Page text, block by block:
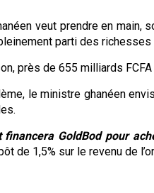
veut prendre en main,
parti des
près de 655 milliards
le ministre ghanéen
financera GoldBod pour
de 1,5% sur le revenu de